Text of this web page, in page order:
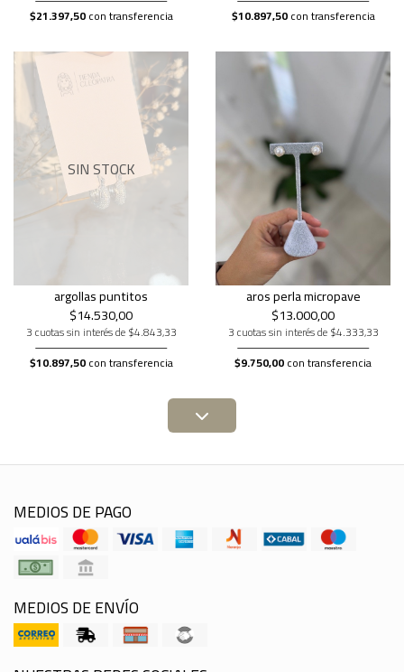
$21.397,50con transferencia
$10.897,50con transferencia
SIN STOCK
argollas puntitos
$14.530,00
3 cuotas sin interés de $4.843,33
$10.897,50con transferencia
aros perla micropave
$13.000,00
3 cuotas sin interés de $4.333,33
$9.750,00con transferencia
MEDIOS DE PAGO
MEDIOS DE ENVÍO